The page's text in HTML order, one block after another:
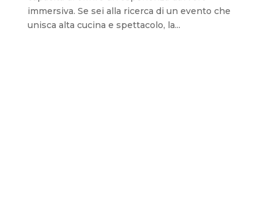
immersiva. Se sei alla ricerca di un evento che
unisca alta cucina e spettacolo, la...